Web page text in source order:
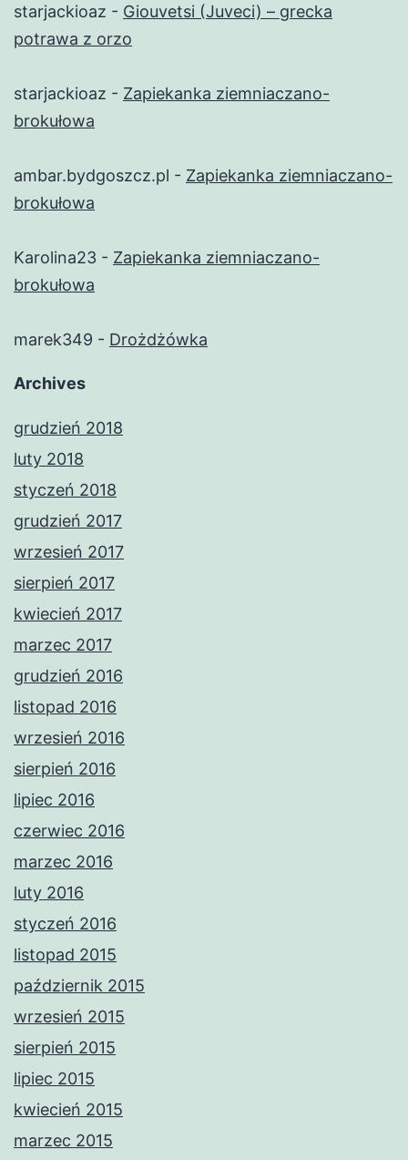
starjackioaz - Giouvetsi (Juveci) – grecka
potrawa z orzo
starjackioaz - Zapiekanka ziemniaczano-
brokułowa
ambar.bydgoszcz.pl - Zapiekanka ziemniaczano-
brokułowa
Karolina23 - Zapiekanka ziemniaczano-
brokułowa
marek349 - Drożdżówka
Archives
grudzień 2018
luty 2018
styczeń 2018
grudzień 2017
wrzesień 2017
sierpień 2017
kwiecień 2017
marzec 2017
grudzień 2016
listopad 2016
wrzesień 2016
sierpień 2016
lipiec 2016
czerwiec 2016
marzec 2016
luty 2016
styczeń 2016
listopad 2015
październik 2015
wrzesień 2015
sierpień 2015
lipiec 2015
kwiecień 2015
marzec 2015